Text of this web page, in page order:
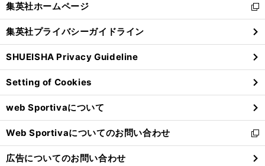
閉
る
集英社ホームページ
新
し
い
ウ
ィ
ン
ド
ウ
で
開
く
集英社プライバシーガイドライン
SHUEISHA Privacy Guideline
Setting of Cookies
web Sportivaについて
Web Sportivaについてのお問い合わせ
新
し
い
広告についてのお問い合わせ